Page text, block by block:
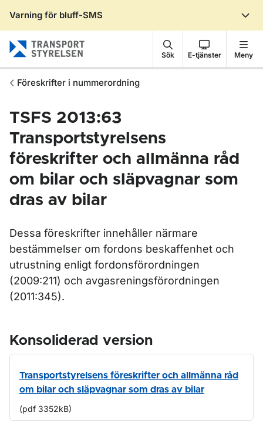
Varning för bluff-SMS
Sök E-tjänster Meny
Föreskrifter i nummerordning
TSFS 2013:63
Transportstyrelsens
föreskrifter och allmänna råd
om bilar och släpvagnar som
dras av bilar
Dessa föreskrifter innehåller närmare
bestämmelser om fordons beskaffenhet och
utrustning enligt fordonsförordningen
(2009:211) och avgasreningsförordningen
(2011:345).
Konsoliderad version
Transportstyrelsens föreskrifter och allmänna råd
om bilar och släpvagnar som dras av bilar
(pdf 3352kB)